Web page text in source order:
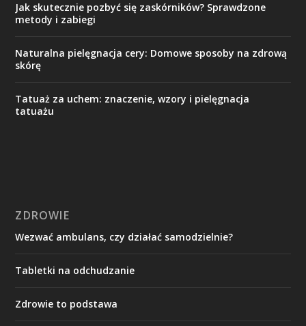
Jak skutecznie pozbyć się zaskórników? Sprawdzone
metody i zabiegi
Naturalna pielęgnacja cery: Domowe sposoby na zdrową
skórę
Tatuaż za uchem: znaczenie, wzory i pielęgnacja
tatuażu
ZDROWIE
Wezwać ambulans, czy działać samodzielnie?
Tabletki na odchudzanie
Zdrowie to podstawa